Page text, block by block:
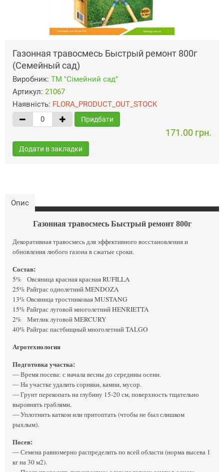
Газонная травосмесь Быстрый ремонт 800г
(Семейный сад)
Виробник: ТМ "Сімейний сад"
Артикул: 21067
Наявність: FLORA_PRODUCT_OUT_STOCK
Придбати
171.00 грн.
Додати в закладки
Опис
Газонная травосмесь Быстрый ремонт 800г
Декоративная травосмесь для эффективного восстановления и
обновления любого газона в сжатые сроки.
Состав:
5% Овсяница красная красная RUFILLA
25% Райграс однолетний MENDOZA
13% Овсяница тростниковая MUSTANG
15% Райграс луговой многолетний HENRIETTA
2% Мятлик луговой MERCURY
40% Райграс пастбищный многолетний TALGO
Агротехнология
Подготовка участка:
— Время посева: с начала весны до середины осени.
— На участке удалить сорняки, камни, мусор.
— Грунт перекопать на глубину 15-20 см, поверхность тщательно
выровнять граблями.
— Уплотнить катком или притоптать (чтобы не был слишком
рыхлым).
Посев:
— Семена равномерно распределить по всей области (норма высева 1
кг на 30 м2).